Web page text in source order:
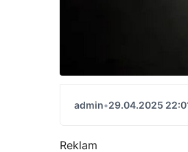
admin•29.04.2025
Reklam